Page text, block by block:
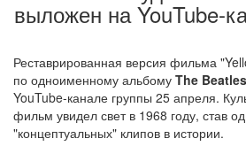
выложен на YouTube-
Реставрированная версия фильма
по одноименному альбому The Beatles
YouTube-канале группы 25 апреля.
фильм увидел свет в 1968 году, став
"концептуальных" клипов в истории.